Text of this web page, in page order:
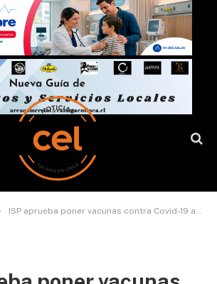
ISP aprueba poner vacunas contra Covid-19 a menores desde los 6 años